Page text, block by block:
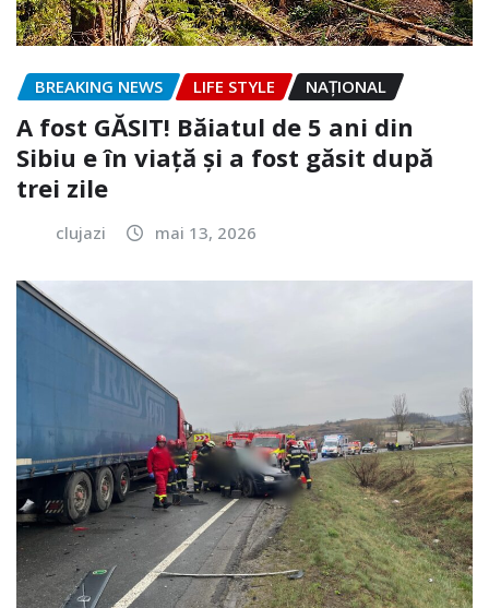
BREAKING NEWS LIFE STYLE NAŢIONAL
A fost GĂSIT! Băiatul de 5 ani din
Sibiu e în viață și a fost găsit după
trei zile
clujazi mai 13, 2026